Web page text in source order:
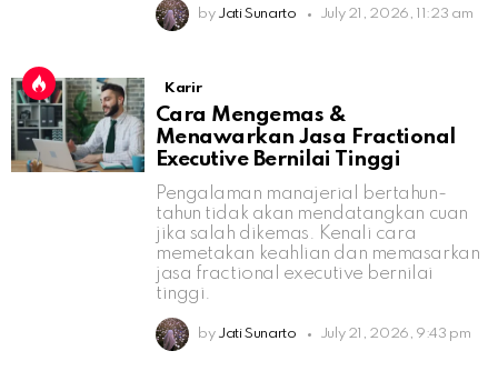
by Jati Sunarto July 21, 2026, 11:23 am
Karir
Cara Mengemas &
Menawarkan Jasa Fractional
Executive Bernilai Tinggi
Pengalaman manajerial bertahun-
tahun tidak akan mendatangkan cuan
jika salah dikemas. Kenali cara
memetakan keahlian dan memasarkan
jasa fractional executive bernilai
tinggi.
by Jati Sunarto July 21, 2026, 9:43 pm